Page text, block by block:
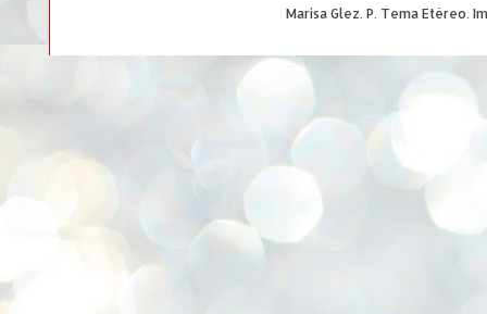
Marisa Glez. P. Tema Etéreo.